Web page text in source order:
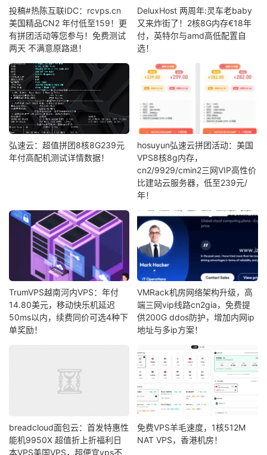
投稿#热陈互联IDC：rcvps.cn
美国精品CN2 年付低至159！更
有拼团活动等您参与！免费测试
两天 不满意原路退！
DeluxHost 两周年:灵车老baby
又来炸街了！2核8G内存€18年
付，英特尔与amd高低配置自
选！
弘速云：超值拼团8核8G239元
年付高配机测试详情数据！
hosuyun弘速云拼团活动：美国
VPS8核8g内存，
cn2/9929/cmin2三网VIP高性价
比建站云服务器，低至239元/
年！
TrumVPS越南河内VPS：年付
14.80美元，移动快乐机延迟
50ms以内，续费同价可选4种下
单奖励！
VMRack机房网络架构升级，高
端三网vip线路cn2gia，免费提
供200G ddos防护，增加内网ip
地址与多ip方案！
breadcloud面包云：首发特惠性
能机9950X 超值折上折福利日
本VPS美国VPS，超便宜vps不
免费VPS羊毛速度，1核512M
NAT VPS，香港机房！